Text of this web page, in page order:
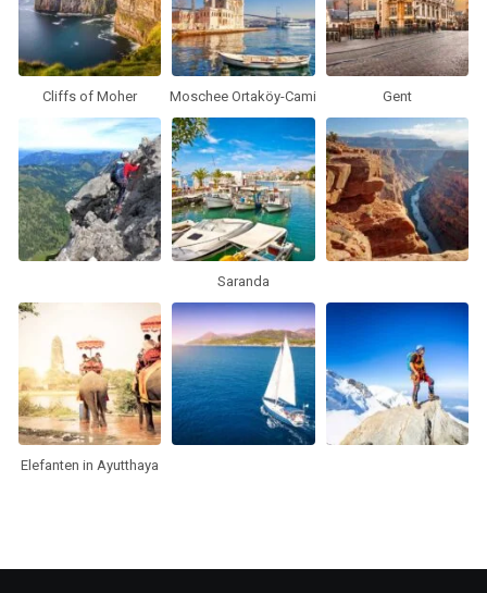
Cliffs of Moher Moschee Ortaköy-Cami Gent
Saranda
Elefanten in Ayutthaya